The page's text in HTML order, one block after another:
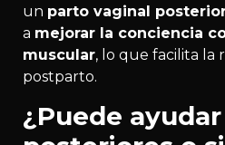
un parto vaginal
a mejorar la conciencia
muscular, lo que facilita la
postparto.
¿Puede